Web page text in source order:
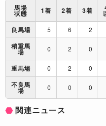
馬場
状態 1着 2着 3着
良馬場
5 6 2
稍重馬
場 0 2 0
重馬場 0 2 0
不良馬
場 0 0 0
関連ニュース